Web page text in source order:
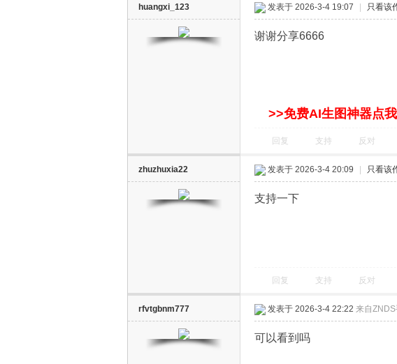
huangxi_123 发表于 2026-3-4 19:07 只看该
谢谢分享6666
>>免费AI生图神器点
回复 支持 反对
zhuzhuxia22 发表于 2026-3-4 20:09 只看该
支持一下
回复 支持 反对
rfvtgbnm777 发表于 2026-3-4 22:22 来自ZNDS
可以看到吗